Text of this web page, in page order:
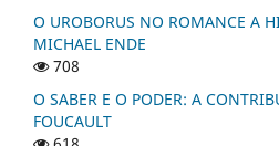
O UROBORUS NO ROMANCE A
MICHAEL ENDE
708
O SABER E O PODER: A
FOUCAULT